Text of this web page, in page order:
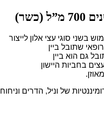
בשני סוגי עצי אלון לייצור
שתובל ביין
גם הוא ביין
בחביות היישון
של וניל, הדרים וניחוח